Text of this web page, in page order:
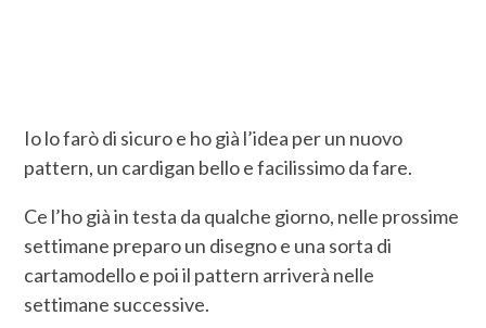
Io lo farò di sicuro e ho già l’idea per un nuovo
pattern, un cardigan bello e facilissimo da fare.
Ce l’ho già in testa da qualche giorno, nelle prossime
settimane preparo un disegno e una sorta di
cartamodello e poi il pattern arriverà nelle
settimane successive.